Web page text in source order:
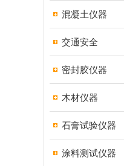
混凝土仪器
交通安全
密封胶仪器
木材仪器
石膏试验仪器
涂料测试仪器